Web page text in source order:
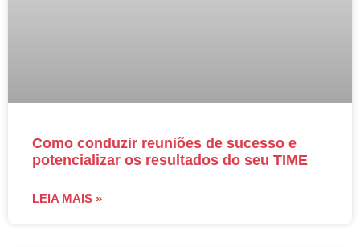
Como conduzir reuniões de sucesso e
potencializar os resultados do seu TIME
LEIA MAIS »